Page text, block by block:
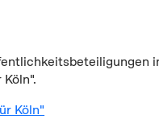
Köln"